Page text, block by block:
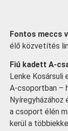
Fontos meccs
élő közvetítés
Fiú kadett A-
Lenke Kosársuli
A-csoportban –
Nyíregyházához
a csoport élén
kerül a